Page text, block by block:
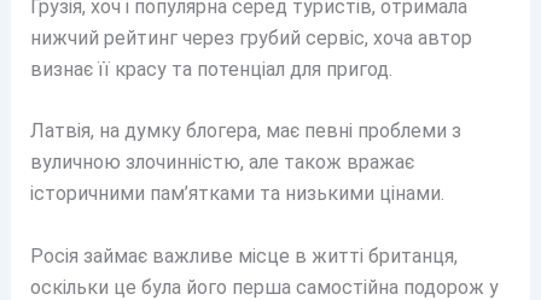
Грузія, хоч і популярна серед туристів, отримала
нижчий рейтинг через грубий сервіс, хоча автор
визнає її красу та потенціал для пригод.
Латвія, на думку блогера, має певні проблеми з
вуличною злочинністю, але також вражає
історичними пам’ятками та низькими цінами.
Росія займає важливе місце в житті британця,
оскільки це була його перша самостійна подорож у